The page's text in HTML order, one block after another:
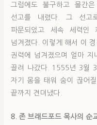
그럼에도 불구하고 몰간
선고를 내렸다. 그 선고
파문되었고 세속 세력인
넘겨졌다. 이렇게 해서 이
권력에 넘겨졌으며 얼마 지
끌려 나갔다. 1555년 3월
자기 몸을 태워 숨이 끊어
끝까지 견뎌냈다.
8. 존브래드포드 목사의 순